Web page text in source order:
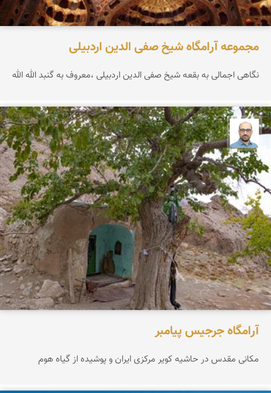
مجموعه آرامگاه شیخ صفی الدین اردبیلی
نگاهی اجمالی به بقعه شیخ صفی الدین اردبیلی ،معروف به گنبد الله الله
بابک ارجمندی
آرامگاه جرجیس پیامبر
مکانی مقدس در حاشیه کویر مرکزی ایران و پوشیده از گیاه هوم